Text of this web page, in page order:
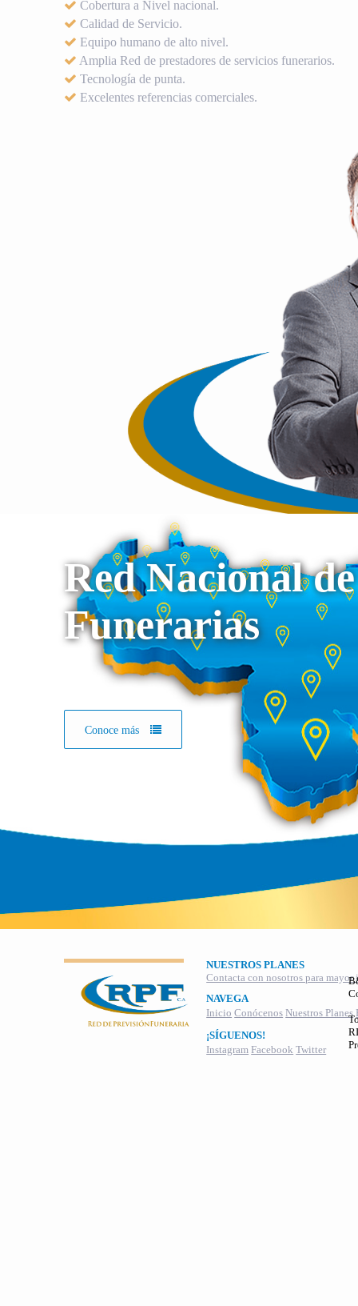
Cobertura a Nivel nacional.
Calidad de Servicio.
Equipo humano de alto nivel.
Amplia Red de prestadores de servicios funerarios.
Tecnología de punta.
Excelentes referencias comerciales.
Red Nacional de
Funerarias
Conoce más
NUESTROS PLANES
Contacta con nosotros para
NAVEGA
Inicio Conócenos Nuestros Planes
¡SÍGUENOS!
Instagram Facebook Twitter